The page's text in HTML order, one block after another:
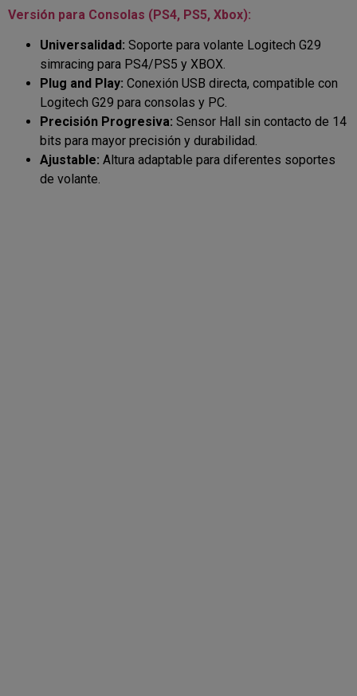
Versión para Consolas (PS4, PS5, Xbox):
Universalidad: Soporte para volante Logitech G29
simracing para PS4/PS5 y XBOX.
Plug and Play: Conexión USB directa, compatible con
Logitech G29 para consolas y PC.
Precisión Progresiva: Sensor Hall sin contacto de 14
bits para mayor precisión y durabilidad.
Ajustable: Altura adaptable para diferentes soportes
de volante.